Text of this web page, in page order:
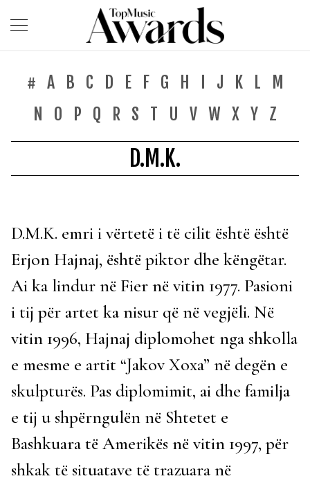
# A B C D E F G H J K L
M
N
O P Q R S T U V W X Y Z
D.M.K.
D.M.K. emri i vërtetë i të cilit është është
Erjon Hajnaj, është piktor dhe këngëtar.
Ai ka lindur në Fier në vitin 1977. Pasioni
i tij për artet ka nisur që në vegjëli. Në
vitin 1996, Hajnaj diplomohet nga shkolla
e mesme e artit “Jakov Xoxa” në degën e
skulpturës. Pas diplomimit, ai dhe familja
e tij u shpërngulën në Shtetet e
Bashkuara të Amerikës në vitin 1997, për
shkak të situatave të trazuara në